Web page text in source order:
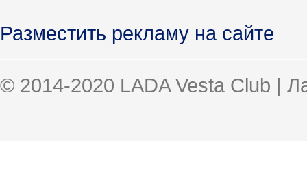
Разместить рекламу на сайте
© 2014-2020 LADA Vesta Club |